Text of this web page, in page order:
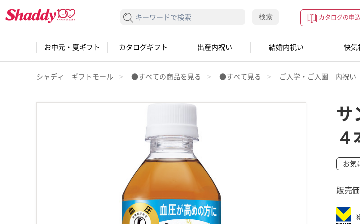
カタログの申
検索する 検索
お中元・夏ギフト カタログギフト 出産内祝い 結婚内祝い 快気
シャディ ギフトモール ●すべての商品を見る ●すべて見る ご入学・ご入園 内祝い
サ
４
お気
販売